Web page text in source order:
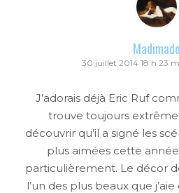
Madimado
30 juillet 2014 18 h 23
J’adorais déjà Eric Ruf
trouve toujours
découvrir qu’il a signé les
plus aimées cette
particulièrement. Le décor
l’un des plus beaux que